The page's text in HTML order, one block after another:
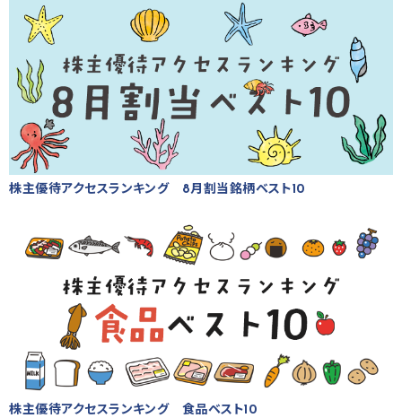
株主優待アクセスランキング 8月割当銘柄ベスト10
株主優待アクセスランキング 食品ベスト10